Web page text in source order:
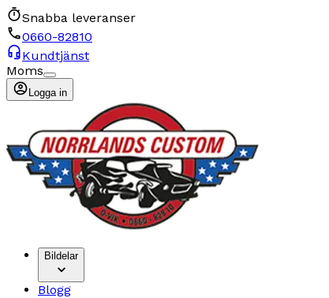
Snabba leveranser
0660-82810
Kundtjänst
Moms
Logga in
Bildelar
Blogg